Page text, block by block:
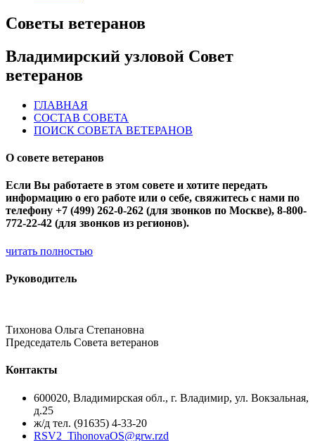
Советы ветеранов
Владимирский узловой Совет
ветеранов
ГЛАВНАЯ
СОСТАВ СОВЕТА
ПОИСК СОВЕТА ВЕТЕРАНОВ
О совете ветеранов
Если Вы работаете в этом совете и хотите передать
информацию о его работе или о себе, свяжитесь с нами по
телефону +7 (499) 262-0-262 (для звонков по Москве), 8-800-
772-22-42 (для звонков из регионов).
читать полностью
Руководитель
Тихонова Ольга Степановна
Председатель Совета ветеранов
Контакты
600020, Владимирская обл., г. Владимир, ул. Вокзальная,
д.25
ж/д тел. (91635) 4-33-20
RSV2_TihonovaOS@grw.rzd